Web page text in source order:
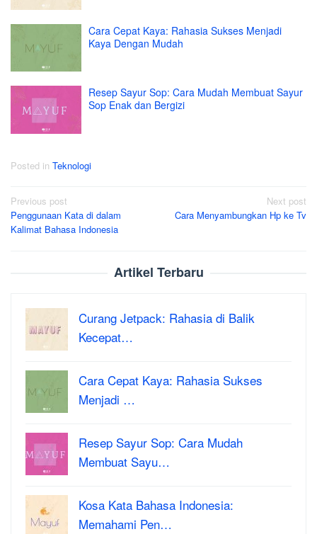
Cara Cepat Kaya: Rahasia Sukses Menjadi
Kaya Dengan Mudah
Resep Sayur Sop: Cara Mudah Membuat Sayur
Sop Enak dan Bergizi
Posted in Teknologi
Post
navigation
Previous post
Penggunaan Kata di dalam
Kalimat Bahasa Indonesia
Next post
Cara Menyambungkan Hp ke Tv
Artikel Terbaru
Curang Jetpack: Rahasia di Balik
Kecepat…
Cara Cepat Kaya: Rahasia Sukses
Menjadi …
Resep Sayur Sop: Cara Mudah
Membuat Sayu…
Kosa Kata Bahasa Indonesia:
Memahami Pen…